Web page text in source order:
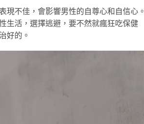
現不佳，會影響男性的自尊心和自信心。
生活，選擇逃避，要不然就瘋狂吃保健
好的。